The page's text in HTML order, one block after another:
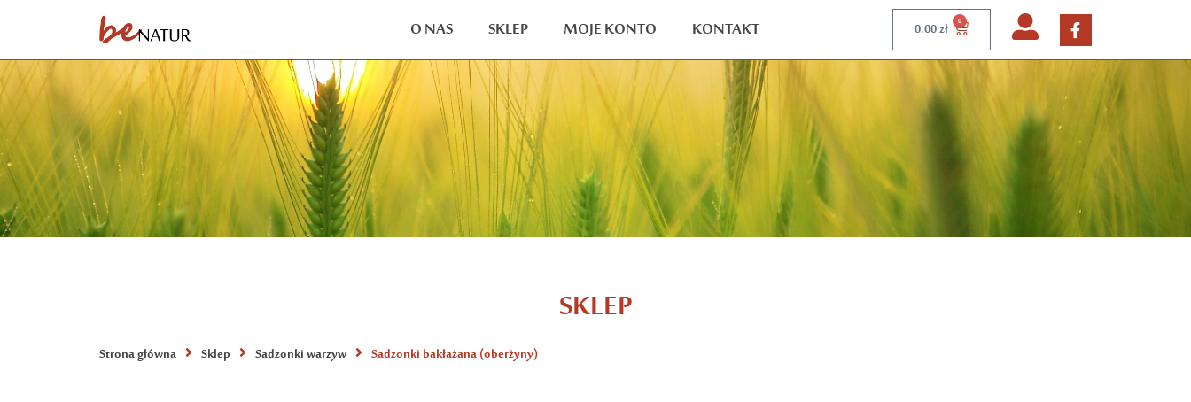
O NAS SKLEP MOJE KONTO KONTAKT 0.00zł 0
SKLEP
Strona główna Sklep Sadzonki warzyw Sadzonki bakłażana (oberżyny)